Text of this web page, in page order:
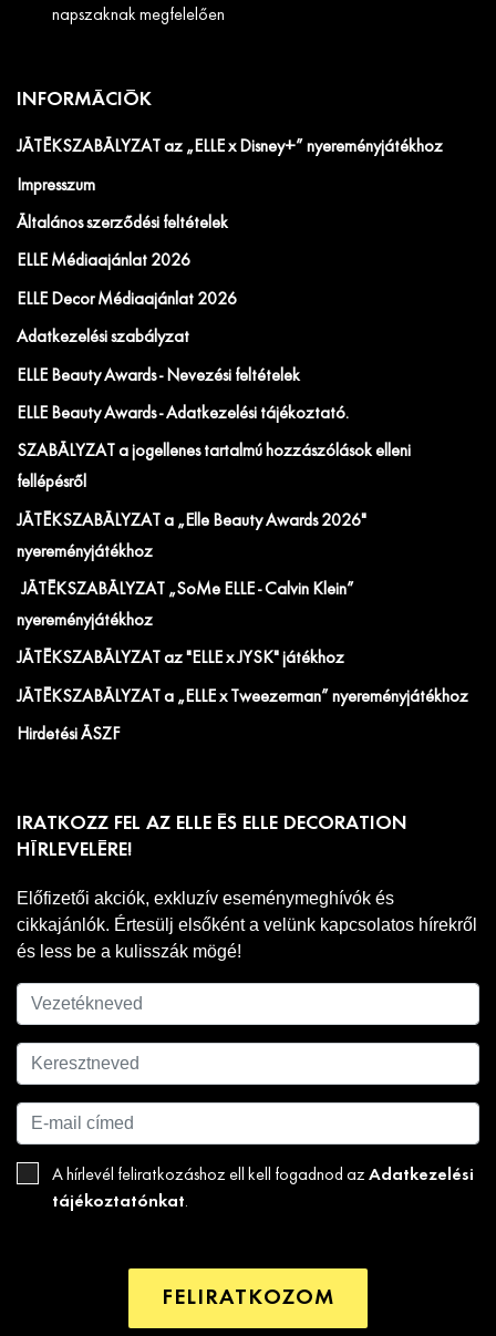
napszaknak megfelelően
INFORMÁCIÓK
JÁTÉKSZABÁLYZAT az „ELLE x Disney+” nyereményjátékhoz
Impresszum
Általános szerződési feltételek
ELLE Médiaajánlat 2026
ELLE Decor Médiaajánlat 2026
Adatkezelési szabályzat
ELLE Beauty Awards - Nevezési feltételek
ELLE Beauty Awards - Adatkezelési tájékoztató.
SZABÁLYZAT a jogellenes tartalmú hozzászólások elleni
fellépésről
JÁTÉKSZABÁLYZAT a „Elle Beauty Awards 2026"
nyereményjátékhoz
JÁTÉKSZABÁLYZAT „SoMe ELLE - Calvin Klein”
nyereményjátékhoz
JÁTÉKSZABÁLYZAT az "ELLE x JYSK" játékhoz
JÁTÉKSZABÁLYZAT a „ELLE x Tweezerman” nyereményjátékhoz
Hirdetési ÁSZF
IRATKOZZ FEL AZ ELLE ÉS ELLE DECORATION
HÍRLEVELÉRE!
Előfizetői akciók, exkluzív eseménymeghívók és
cikkajánlók. Értesülj elsőként a velünk kapcsolatos hírekről
és less be a kulisszák mögé!
A hírlevél feliratkozáshoz ell kell fogadnod az Adatkezelési
tájékoztatónkat.
FELIRATKOZOM